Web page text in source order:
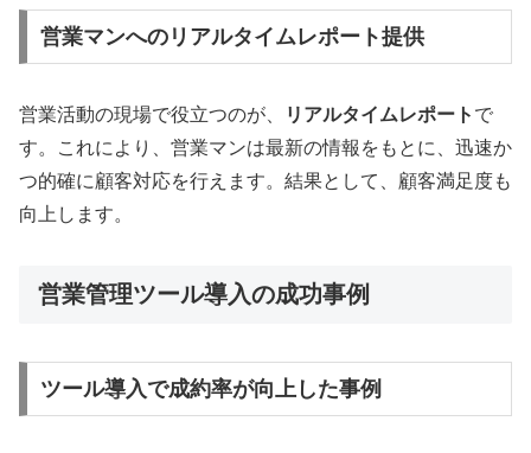
営業マンへのリアルタイムレポート提供
営業活動の現場で役立つのが、 リアルタイムレポート で
す。これにより、営業マンは最新の情報をもとに、迅速か
つ的確に顧客対応を行えます。結果として、顧客満足度も
向上します。
営業管理ツール導入の成功事例
ツール導入で成約率が向上した事例